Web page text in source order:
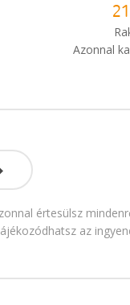
Azonnal
értesülsz
az